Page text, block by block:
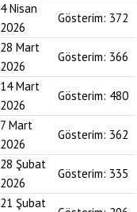
4 Nisan
2026
Gösterim: 372
28 Mart
2026
Gösterim: 366
14 Mart
2026
Gösterim: 480
7 Mart
2026
Gösterim: 362
28 Şubat
2026
Gösterim: 335
21 Şubat